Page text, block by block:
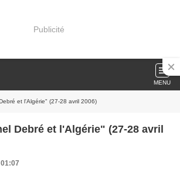
Publicité
MENU
et l'Algérie" (27-28 avril 2006)
Debré et l'Algérie" (27-28 avril